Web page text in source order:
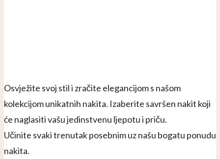
Osvježite svoj stil i zračite elegancijom s našom
kolekcijom unikatnih nakita. Izaberite savršen nakit koji
će naglasiti vašu jedinstvenu ljepotu i priču.
Učinite svaki trenutak posebnim uz našu bogatu ponudu
nakita.